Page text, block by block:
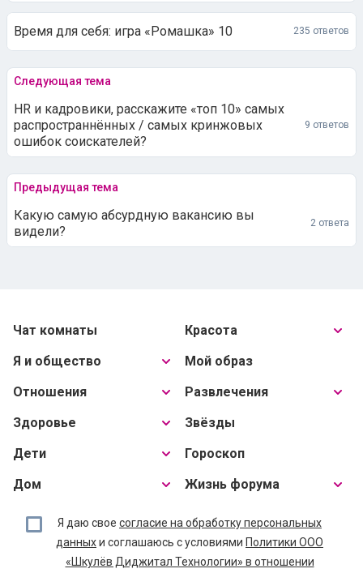
Время для себя: игра «Ромашка» 10 235 ответов
Следующая тема
HR и кадровики, расскажите «топ 10» самых
распространнённых / самых кринжовых
ошибок соискателей?
9 ответов
Предыдущая тема
Какую самую абсурдную вакансию вы
видели?
2 ответа
Чат комнаты
Я и общество
Отношения
Здоровье
Дети
Дом
Красота
Мой образ
Развлечения
Звёзды
Гороскоп
Жизнь форума
Я даю свое согласие на обработку персональных
данныхи соглашаюсь с условиями Политики ООО
«Шкулёв Диджитал Технологии» в отношении